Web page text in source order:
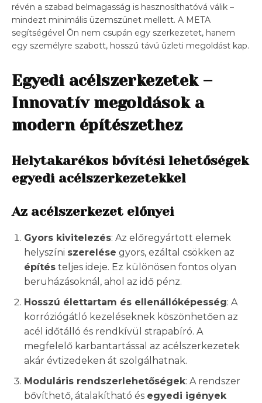
révén a szabad belmagasság is hasznosíthatóvá válik –
mindezt minimális üzemszünet mellett. A META
segítségével Ön nem csupán egy szerkezetet, hanem
egy személyre szabott, hosszú távú üzleti megoldást kap.
Egyedi acélszerkezetek –
Innovatív megoldások a
modern építészethez
Helytakarékos bővítési lehetőségek
egyedi acélszerkezetekkel
Az acélszerkezet előnyei
Gyors kivitelezés: Az előregyártott elemek
helyszíni szerelése gyors, ezáltal csökken az
építés teljes ideje. Ez különösen fontos olyan
beruházásoknál, ahol az idő pénz.
Hosszú élettartam és ellenállóképesség: A
korróziógátló kezeléseknek köszönhetően az
acél időtálló és rendkívül strapabíró. A
megfelelő karbantartással az acélszerkezetek
akár évtizedeken át szolgálhatnak.
Moduláris rendszerlehetőségek: A rendszer
bővíthető, átalakítható és egyedi igények